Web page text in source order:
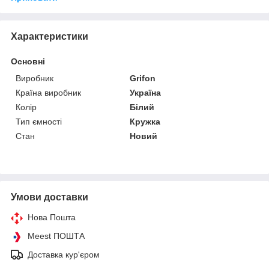
Характеристики
Основні
Виробник
Grifon
Країна виробник
Україна
Колір
Білий
Тип ємності
Кружка
Стан
Новий
Умови доставки
Нова Пошта
Meest ПОШТА
Доставка кур'єром